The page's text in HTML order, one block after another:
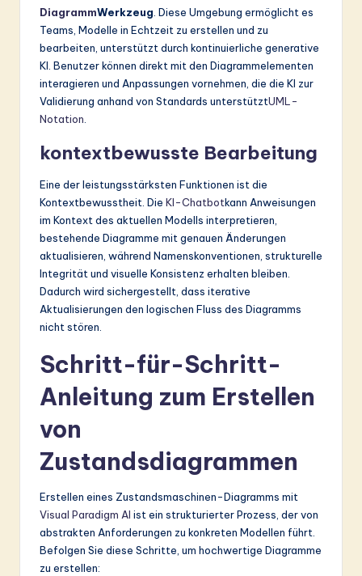
DiagrammWerkzeug. Diese Umgebung ermöglicht es
Teams, Modelle in Echtzeit zu erstellen und zu
bearbeiten, unterstützt durch kontinuierliche generative
KI. Benutzer können direkt mit den Diagrammelementen
interagieren und Anpassungen vornehmen, die die KI zur
Validierung anhand von Standards unterstütztUML-
Notation.
kontextbewusste Bearbeitung
Eine der leistungsstärksten Funktionen ist die
Kontextbewusstheit. Die KI-Chatbotkann Anweisungen
im Kontext des aktuellen Modells interpretieren,
bestehende Diagramme mit genauen Änderungen
aktualisieren, während Namenskonventionen, strukturelle
Integrität und visuelle Konsistenz erhalten bleiben.
Dadurch wird sichergestellt, dass iterative
Aktualisierungen den logischen Fluss des Diagramms
nicht stören.
Schritt-für-Schritt-
Anleitung zum Erstellen
von
Zustandsdiagrammen
Erstellen eines Zustandsmaschinen-Diagramms mit
Visual Paradigm AI ist ein strukturierter Prozess, der von
abstrakten Anforderungen zu konkreten Modellen führt.
Befolgen Sie diese Schritte, um hochwertige Diagramme
zu erstellen: